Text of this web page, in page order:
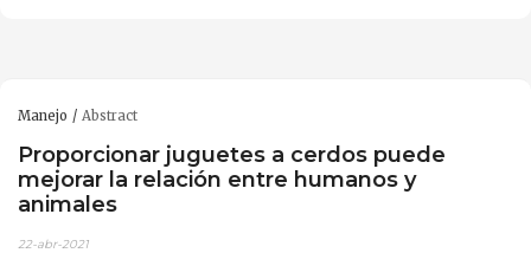
Manejo Abstract
Proporcionar juguetes a cerdos puede
mejorar la relación entre humanos y
animales
22-abr-2021